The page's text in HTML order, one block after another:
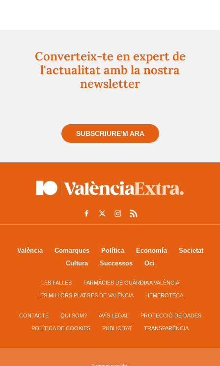
Converteix-te en expert de
l'actualitat amb la nostra
newsletter
SUBSCRIURE'M ARA
València Comarques Política Economía
Societat
Cultura
Successos Oci
LES FALLES FARMÀCIES DE GUÀRDIA A VALÈNCIA
LES MILLORS PLATGES DE VALÈNCIA HEMEROTECA
CONTACTE QUI SOM? AVÍS LEGAL PROTECCIÓ DE DADES
POLÍTICA DE COOKIES PUBLICITAT TRANSPARÈNCIA